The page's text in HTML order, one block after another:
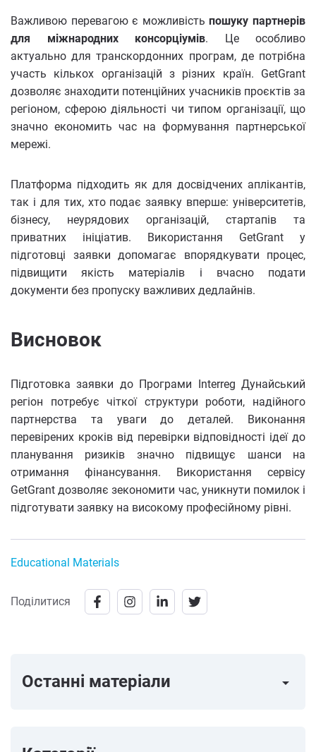
Важливою перевагою є можливістьпошуку партнерів
для міжнародних консорціумів. Це особливо
актуально для транскордонних програм, де потрібна
участь кількох організацій з різних країн. GetGrant
дозволяє знаходити потенційних учасників проєктів за
регіоном, сферою діяльності чи типом організації, що
значно економить час на формування партнерської
мережі.
Платформа підходить як для досвідчених аплікантів,
так і для тих, хто подає заявку вперше: університетів,
бізнесу, неурядових організацій, стартапів та
приватних ініціатив. Використання GetGrant у
підготовці заявки допомагає впорядкувати процес,
підвищити якість матеріалів і вчасно подати
документи без пропуску важливих дедлайнів.
Висновок
Підготовка заявки до Програми Interreg Дунайський
регіон потребує чіткої структури роботи, надійного
партнерства та уваги до деталей. Виконання
перевірених кроків від перевірки відповідності ідеї до
планування ризиків значно підвищує шанси на
отримання фінансування. Використання сервісу
GetGrant дозволяє зекономити час, уникнути помилок і
підготувати заявку на високому професійному рівні.
Educational Materials
Поділитися
Останні матеріали arrow_right